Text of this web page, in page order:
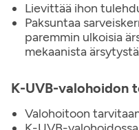
Lievittää ihon
Paksuntaa
paremmin ulkoisia
mekaanista
K-UVB-valohoidon
Valohoitoon